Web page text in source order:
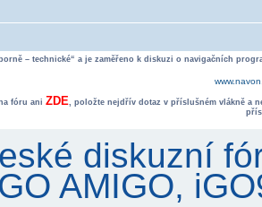
– technické“ a je zaměřeno k diskuzi o navigačních
fóru ani ZDE, položte nejdřív dotaz v příslušném vlákně a
diskuzní
AMIGO,